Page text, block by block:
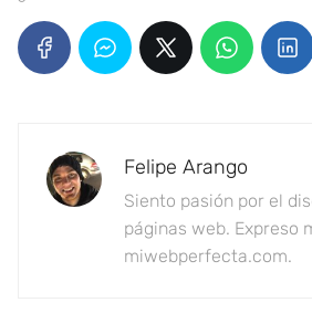
Felipe Arango
Siento pasión por el
páginas web. Expreso
miwebperfecta.com.